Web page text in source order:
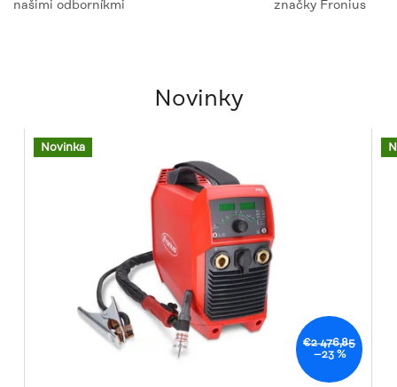
našimi odborníkmi značky Fronius
Novinky
Novinka
€2 476,85
–23 %